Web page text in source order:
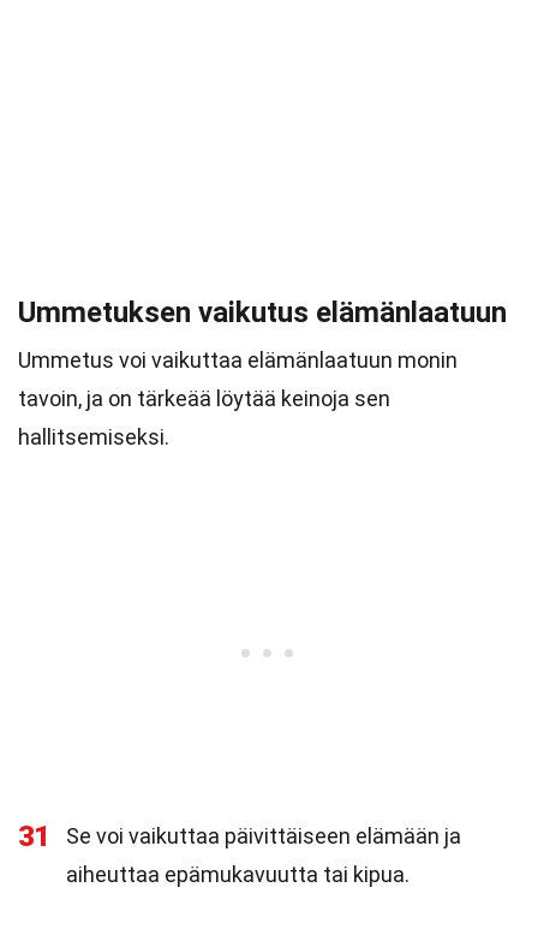
Ummetuksen vaikutus elämänlaatuun
Ummetus voi vaikuttaa elämänlaatuun monin
tavoin, ja on tärkeää löytää keinoja sen
hallitsemiseksi.
31
Se voi vaikuttaa päivittäiseen elämään ja
aiheuttaa epämukavuutta tai kipua.